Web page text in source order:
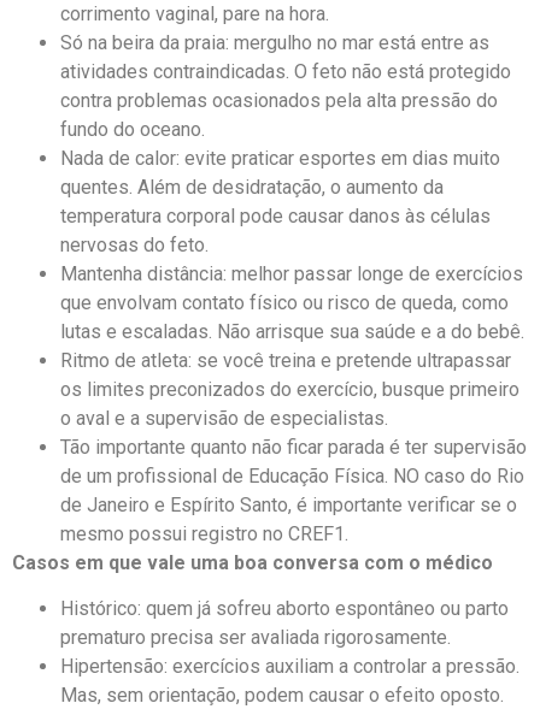
corrimento vaginal, pare na hora.
Só na beira da praia: mergulho no mar está entre as
atividades contraindicadas. O feto não está protegido
contra problemas ocasionados pela alta pressão do
fundo do oceano.
Nada de calor: evite praticar esportes em dias muito
quentes. Além de desidratação, o aumento da
temperatura corporal pode causar danos às células
nervosas do feto.
Mantenha distância: melhor passar longe de exercícios
que envolvam contato físico ou risco de queda, como
lutas e escaladas. Não arrisque sua saúde e a do bebê.
Ritmo de atleta: se você treina e pretende ultrapassar
os limites preconizados do exercício, busque primeiro
o aval e a supervisão de especialistas.
Tão importante quanto não ficar parada é ter supervisão
de um profissional de Educação Física. NO caso do Rio
de Janeiro e Espírito Santo, é importante verificar se o
mesmo possui registro no CREF1.
Casos em que vale uma boa conversa com o médico
Histórico: quem já sofreu aborto espontâneo ou parto
prematuro precisa ser avaliada rigorosamente.
Hipertensão: exercícios auxiliam a controlar a pressão.
Mas, sem orientação, podem causar o efeito oposto.